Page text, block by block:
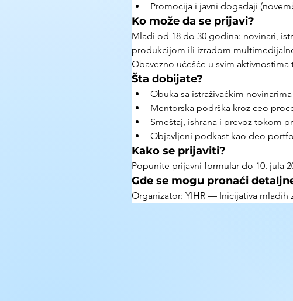
Promocija i javni događaji
Ko može da se prijavi?
Mladi od 18 do 30 godina: novinari,
produkcijom ili izradom
Obavezno učešće u svim
Šta dobijate?
Obuka sa istraživačkim
Mentorska podrška kroz ceo
Smeštaj, ishrana i prevoz tokom
Objavljeni podkast kao deo
Kako se prijaviti?
Popunite prijavni formular do 10. jula
Gde se mogu pronaći
Organizator: YIHR — Inicijativa mladih